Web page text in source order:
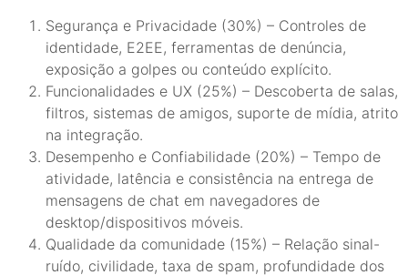
Segurança e Privacidade (30%) – Controles de
identidade, E2EE, ferramentas de denúncia,
exposição a golpes ou conteúdo explícito.
Funcionalidades e UX (25%) – Descoberta de salas,
filtros, sistemas de amigos, suporte de mídia, atrito
na integração.
Desempenho e Confiabilidade (20%) – Tempo de
atividade, latência e consistência na entrega de
mensagens de chat em navegadores de
desktop/dispositivos móveis.
Qualidade da comunidade (15%) – Relação sinal-
ruído, civilidade, taxa de spam, profundidade dos